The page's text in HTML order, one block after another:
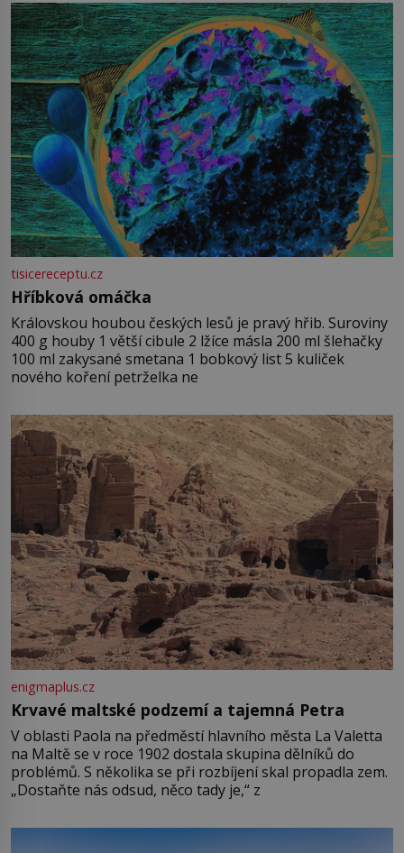
tisicereceptu.cz
Hříbková omáčka
Královskou houbou českých lesů je pravý hřib. Suroviny
400 g houby 1 větší cibule 2 lžíce másla 200 ml šlehačky
100 ml zakysané smetana 1 bobkový list 5 kuliček
nového koření petrželka ne
enigmaplus.cz
Krvavé maltské podzemí a tajemná Petra
V oblasti Paola na předměstí hlavního města La Valetta
na Maltě se v roce 1902 dostala skupina dělníků do
problémů. S několika se při rozbíjení skal propadla zem.
„Dostaňte nás odsud, něco tady je,“ z